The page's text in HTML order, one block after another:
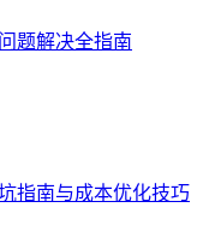
题解决全指南
指南与成本优化技巧